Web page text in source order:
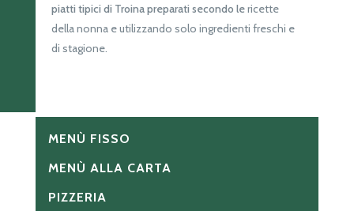
piatti tipici di Troina preparati secondo lericette
della nonna e utilizzando solo ingredienti freschi e
di stagione.
MENÙ FISSO
MENÙ ALLA CARTA
PIZZERIA